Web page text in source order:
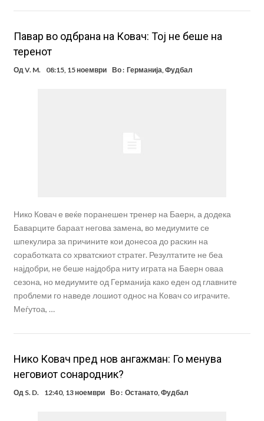
Павар во одбрана на Ковач: Тој не беше на
теренот
ОдV. M. 08:15, 15 ноември Во : Германија,Фудбал
Нико Ковач е веќе поранешен тренер на Баерн, а додека
Баварците бараат негова замена, во медиумите се
шпекулира за причините кои донесоа до раскин на
соработката со хрватскиот стратег. Резултатите не беа
најдобри, не беше најдобра ниту играта на Баерн оваа
сезона, но медиумите од Германија како еден од главните
проблеми го наведе лошиот однос на Ковач со играчите.
Меѓутоа, …
Нико Ковач пред нов ангажман: Го менува
неговиот сонародник?
Од S. D. 12:40, 13 ноември Во : Останато, Фудбал